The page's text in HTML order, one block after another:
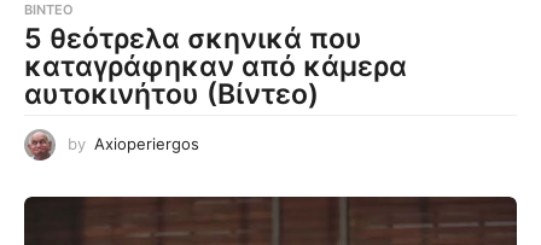
ΒΊΝΤΕΟ
5 θεότρελα σκηνικά που
καταγράφηκαν από κάμερα
αυτοκινήτου (Βίντεο)
by Axioperiergos